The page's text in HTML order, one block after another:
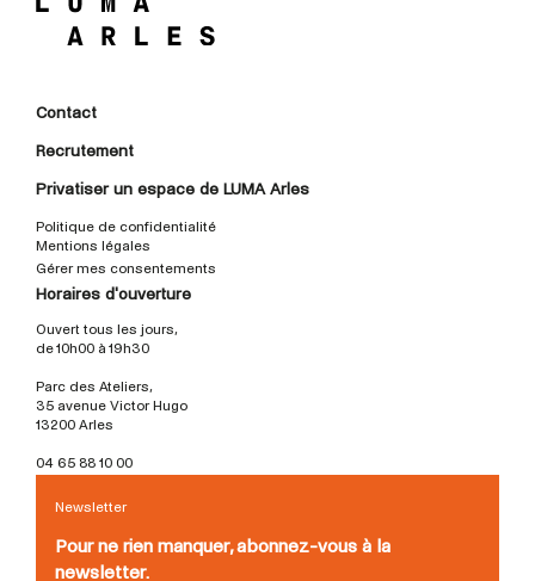
Contact
Recrutement
Privatiser un espace de LUMA Arles
Politique de confidentialité
Mentions légales
Gérer mes consentements
Horaires d'ouverture
Ouvert tous les jours,
de 10h00 à 19h30
Parc des Ateliers,
35 avenue Victor Hugo
13200 Arles
04 65 88 10 00
Newsletter
Pour ne rien manquer, abonnez-vous à la
newsletter.